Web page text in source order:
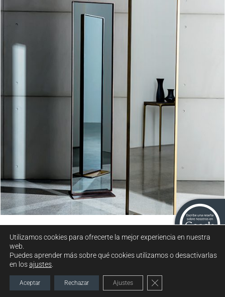
Visual free standing
2021 © MUEBLES GARCÍA FERRER. TODOS LOS DERECHOS
RESERVADOS |POLÍTICA DE PRIVACIDAD TÉRMINOS DEL SERVICIO
POLÍTICA DE COOKIES
Utilizamos cookies para ofrecerte la mejor experiencia en nuestra
web.
Puedes aprender más sobre qué cookies utilizamos o desactivarlas
en losajustes
Aceptar Rechazar Ajustes Cerrar el banner de